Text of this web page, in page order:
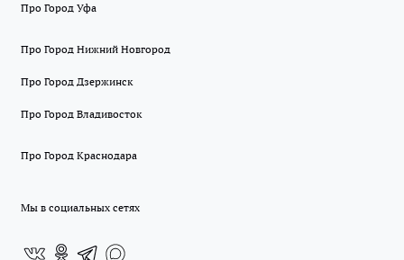
Про Город Уфа
Про Город Нижний Новгород
Про Город Дзержинск
Про Город Владивосток
Про Город Краснодара
Мы в социальных сетях